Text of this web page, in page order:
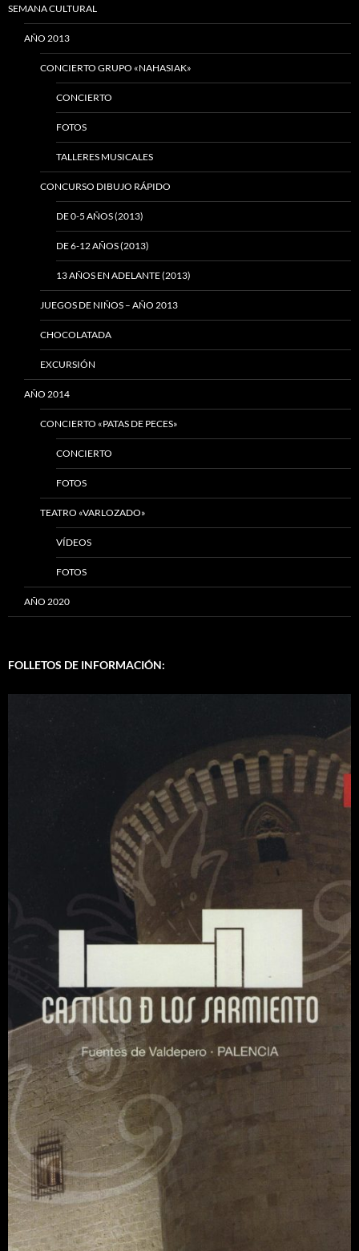
SEMANA CULTURAL
AÑO 2013
CONCIERTO GRUPO «NAHASIAK»
CONCIERTO
FOTOS
TALLERES MUSICALES
CONCURSO DIBUJO RÁPIDO
DE 0-5 AÑOS (2013)
DE 6-12 AÑOS (2013)
13 AÑOS EN ADELANTE (2013)
JUEGOS DE NIÑOS – AÑO 2013
CHOCOLATADA
EXCURSIÓN
AÑO 2014
CONCIERTO «PATAS DE PECES»
CONCIERTO
FOTOS
TEATRO «VARLOZADO»
VÍDEOS
FOTOS
AÑO 2020
FOLLETOS DE INFORMACIÓN: